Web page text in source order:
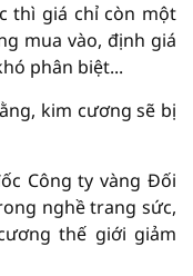
thì giá chỉ còn một
mua vào, định giá
phân biệt...
kim cương sẽ bị
Công ty vàng Đối
nghề trang sức,
thế giới giảm